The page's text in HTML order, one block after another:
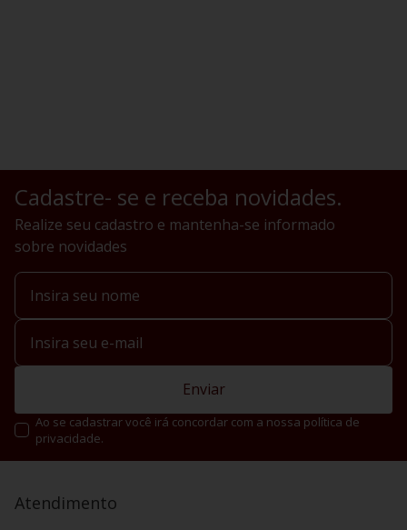
Cadastre- se e receba novidades.
Realize seu cadastro e mantenha-se informado
sobre novidades
Enviar
Ao se cadastrar você irá concordar com a nossa política de
privacidade.
Atendimento